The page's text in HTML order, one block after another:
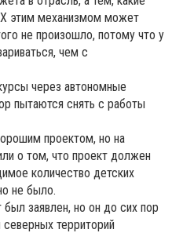
этим механизмом может
не произошло, потому что у
чем с
через автономные
пытаются снять с работы
проектом, но на
о том, что проект должен
количество детских
не было.
заявлен, но он до сих пор
территорий